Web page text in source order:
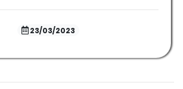
23/03/2023